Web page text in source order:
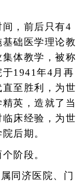
，前后只有4
础医学理论教
体教学，被称
1941年4月再
至胜利，为世
英，造就了当
床经验，为世
后期。
阶段。
同济医院、门